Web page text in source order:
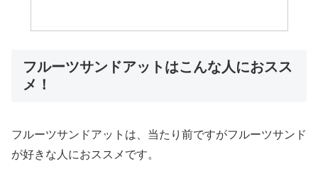
フルーツサンドアットはこんな人におスス
メ！
フルーツサンドアットは、 当たり前ですがフルーツサンド
が好きな人におススメです。